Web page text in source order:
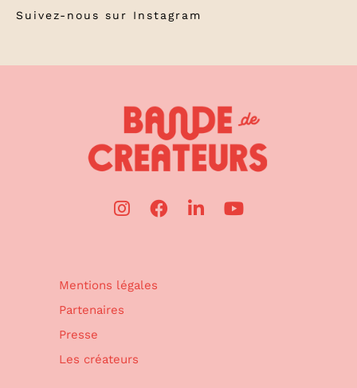
Suivez-nous sur Instagram
Mentions légales
Partenaires
Presse
Les créateurs